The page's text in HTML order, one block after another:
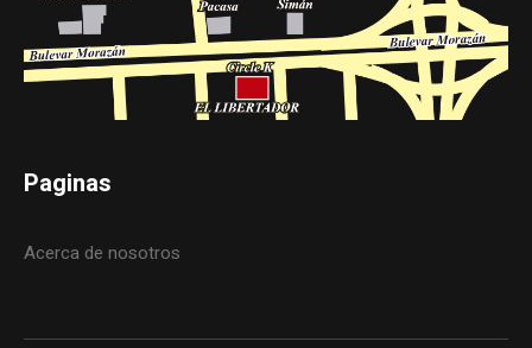
Paginas
Acerca de nosotros